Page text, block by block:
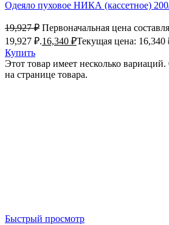
Одеяло пуховое НИКА (кассетное)
19,927₽ Первоначальная цена
19,927 ₽.16,340 ₽Текущая цена: 16,340
Купить
Этот товар имеет несколько
на странице товара.
Быстрый просмотр